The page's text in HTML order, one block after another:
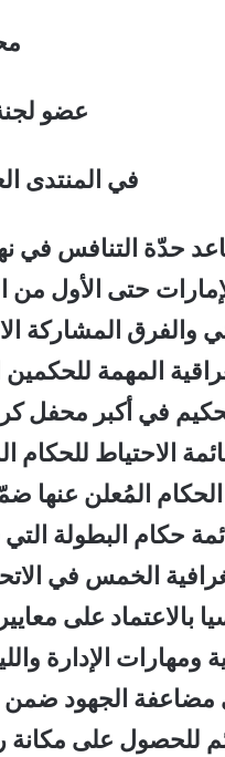
عضو
في المنتدى
حتى الأول
والفرق
المهمة
في أكبر محفل
الاحتياط للحكام
الخمس في
بالاعتماد على
ومهارات الإدارة
الجهود ضمن
للحصول على مكانة